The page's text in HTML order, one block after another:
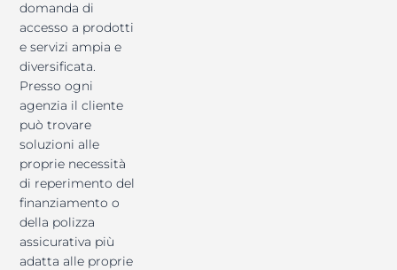
domanda di
accesso a prodotti
e servizi ampia e
diversificata.
Presso ogni
agenzia il cliente
può trovare
soluzioni alle
proprie necessità
di reperimento del
finanziamento o
della polizza
assicurativa più
adatta alle proprie